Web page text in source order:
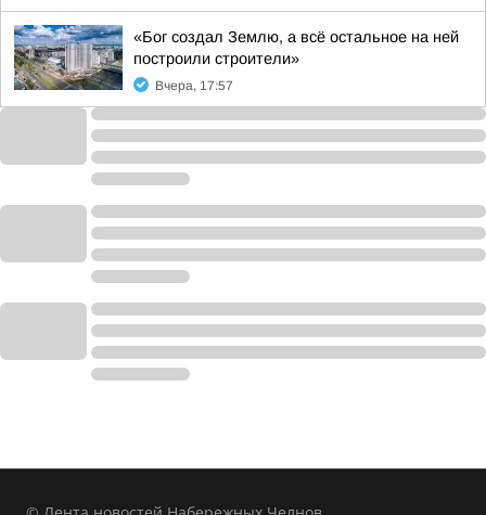
«Бог создал Землю, а всё остальное на ней
построили строители»
Вчера, 17:57